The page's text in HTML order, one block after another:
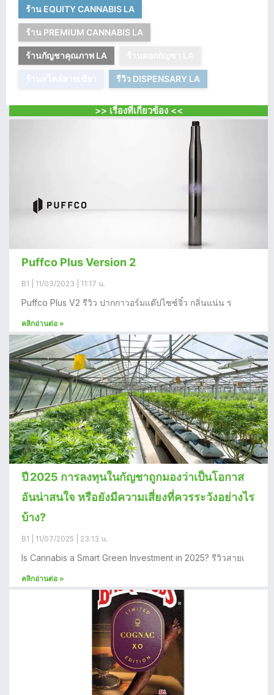
ร้าน EQUITY CANNABIS LA
ร้าน PREMIUM CANNABIS LA
ร้านกัญชาคุณภาพ LA
รีวิว DISPENSARY LA
>> เรื่องที่เกี่ยวข้อง <<
Puffco Plus Version 2
B1 11/03/2023 11:17 น.
Puffco Plus V2 รีวิว ปากกาวอร์มแด๊ปไซซ์จิ๋ว กลิ่นแน่น ร
คลิกอ่านต่อ »
ปี 2025 การลงทุนในกัญชาถูกมองว่าเป็นโอกาส
อันน่าสนใจ หรือยังมีความเสี่ยงที่ควรระวังอย่างไร
บ้าง?
B1 11/07/2025 23:13 น.
Is Cannabis a Smart Green Investment in 2025? รีวิวสายเ
คลิกอ่านต่อ »